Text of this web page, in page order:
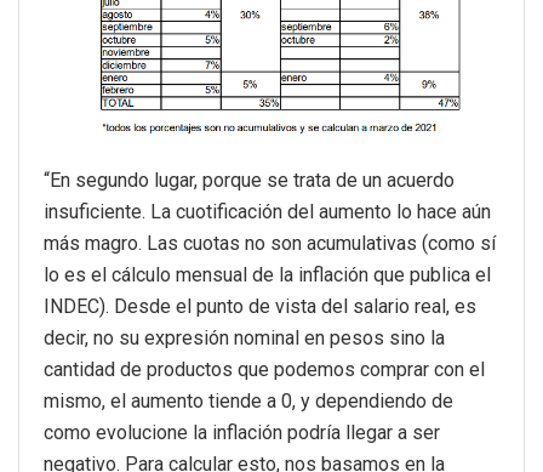
“En segundo lugar, porque se trata de un acuerdo
insuficiente. La cuotificación del aumento lo hace aún
más magro. Las cuotas no son acumulativas (como sí
lo es el cálculo mensual de la inflación que publica el
INDEC). Desde el punto de vista del salario real, es
decir, no su expresión nominal en pesos sino la
cantidad de productos que podemos comprar con el
mismo, el aumento tiende a 0, y dependiendo de
como evolucione la inflación podría llegar a ser
negativo. Para calcular esto, nos basamos en la